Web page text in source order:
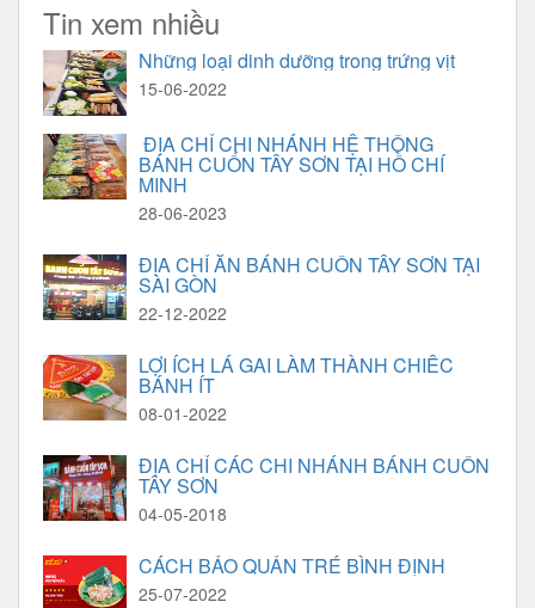
Tin xem nhiều
Những loại dinh dưỡng trong trứng vịt
15-06-2022
ĐỊA CHỈ CHI NHÁNH HỆ THỒNG
BÁNH CUỐN TÂY SƠN TẠI HỒ CHÍ
MINH
28-06-2023
ĐỊA CHỈ ĂN BÁNH CUỐN TÂY SƠN TẠI
SÀI GÒN
22-12-2022
LỢI ÍCH LÁ GAI LÀM THÀNH CHIẾC
BÁNH ÍT
08-01-2022
ĐỊA CHỈ CÁC CHI NHÁNH BÁNH CUỐN
TÂY SƠN
04-05-2018
CÁCH BẢO QUẢN TRÉ BÌNH ĐỊNH
25-07-2022